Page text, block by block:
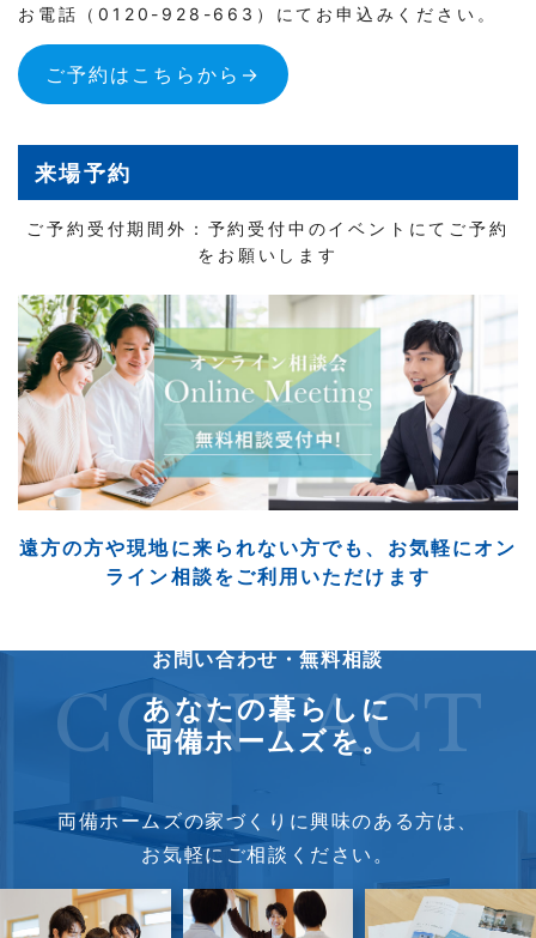
お電話（0120-928-663）にてお申込みください。
ご予約はこちらから→
来場予約
ご予約受付期間外：予約受付中のイベントにてご予約
をお願いします
遠方の方や現地に来られない方でも、 お気軽にオン
ライン相談をご利用いただけます
お問い合わせ・無料相談
CONTACT
あなたの暮らしに
両備ホームズを。
両備ホームズの家づくりに興味のある方は、
お気軽にご相談ください。